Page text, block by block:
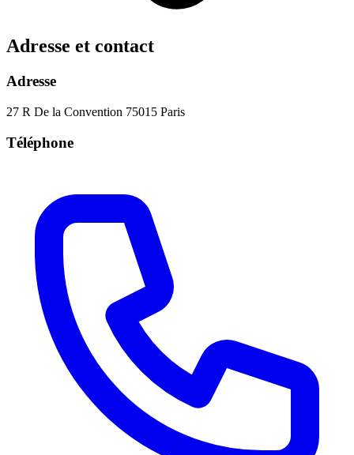
Adresse et contact
Adresse
27 R De la Convention 75015 Paris
Téléphone